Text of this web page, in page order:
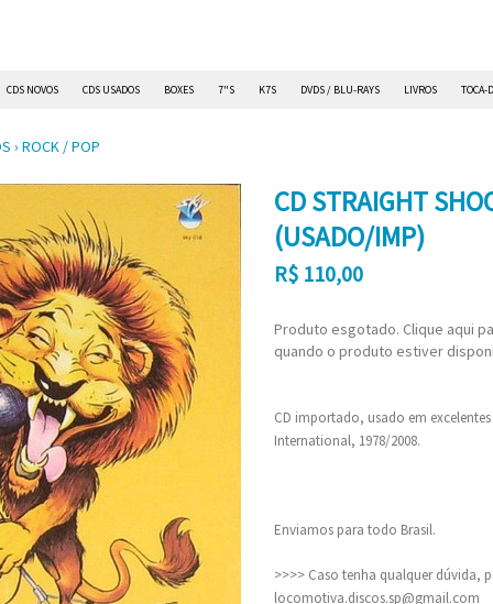
CDS NOVOS CDS USADOS BOXES 7"S K7S DVDS / BLU-RAYS LIVROS TOCA-
› ROCK / POP
CD STRAIGHT
(USADO/IMP)
R$ 110,00
Produto esgotado. Clique aqui
quando o produto estiver
CD importado, usado em
International, 1978/2008.
Enviamos para todo Brasil.
>>>> Caso tenha qualquer dúvida,
locomotiva.discos.sp@gmail.com